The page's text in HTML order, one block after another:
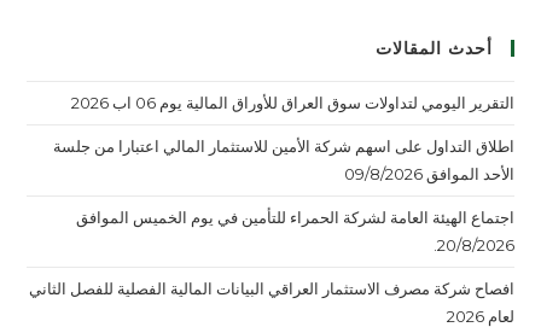
أحدث المقالات
التقرير اليومي لتداولات سوق العراق للأوراق المالية يوم 06 اب 2026
اطلاق التداول على اسهم شركة الأمين للاستثمار المالي اعتبارا من جلسة
الأحد الموافق 09/8/2026
اجتماع الهيئة العامة لشركة الحمراء للتأمين في يوم الخميس الموافق
20/8/2026.
افصاح شركة مصرف الاستثمار العراقي البيانات المالية الفصلية للفصل الثاني
لعام 2026